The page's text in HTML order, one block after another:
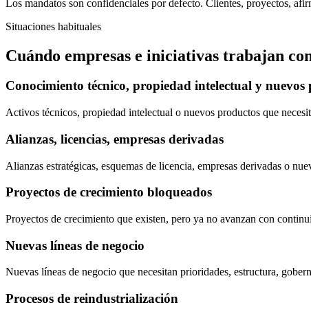
Los mandatos son confidenciales por defecto. Clientes, proyectos,
Situaciones habituales
Cuándo empresas e iniciativas trabajan
Conocimiento técnico, propiedad intelectual y nuevos
Activos técnicos, propiedad intelectual o nuevos productos que
Alianzas, licencias, empresas derivadas
Alianzas estratégicas, esquemas de licencia, empresas derivadas o
Proyectos de crecimiento bloqueados
Proyectos de crecimiento que existen, pero ya no avanzan con
Nuevas líneas de negocio
Nuevas líneas de negocio que necesitan prioridades, estructura,
Procesos de reindustrialización